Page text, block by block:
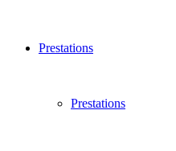
Prestations
Prestations